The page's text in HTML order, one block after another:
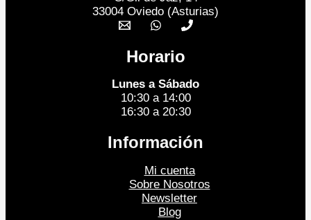
33004 Oviedo (Asturias)
Horario
Lunes a Sábado
10:30 a 14:00
16:30 a 20:30
Información
Mi cuenta
Sobre Nosotros
Newsletter
Blog